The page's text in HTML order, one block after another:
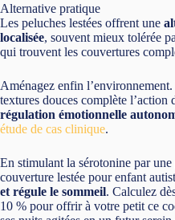
Alternative pratique
Les peluches lestées offrent une
localisée, souvent mieux tolérée
qui trouvent les couvertures
Aménagez enfin
textures douces complète l’action
régulation émotionnelle
étude de cas clinique.
En stimulant la sérotonine par
couverture lestée pour enfant
et régule le sommeil. Calculez
10 % pour offrir à votre petit ce